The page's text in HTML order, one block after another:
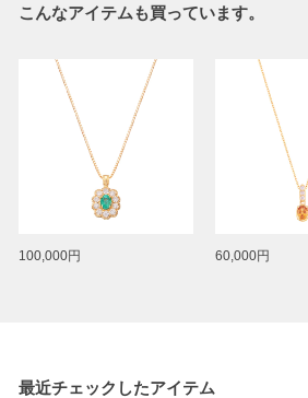
こんなアイテムも買っています。
100,000円 60,000円
最近チェックしたアイテム